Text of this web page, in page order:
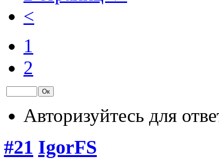
<
1
2
Авторизуйтесь для
#21 IgorFS